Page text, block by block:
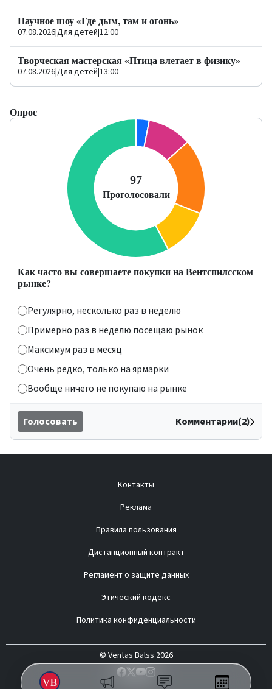
Научное шоу «Где дым, там и огонь»
07.08.2026|Для детей|12:00
Творческая мастерская «Птица влетает в физику»
07.08.2026|Для детей|13:00
Опрос
Как часто вы совершаете покупки на Вентспилсском
рынке?
Регулярно, несколько раз в неделю
Примерно раз в неделю посещаю рынок
Максимум раз в месяц
Очень редко, только на ярмарки
Вообще ничего не покупаю на рынке
Голосовать Комментарии(2)
Контакты
Реклама
Правила пользования
Дистанционный контракт
Регламент о защите данных
Этический кодекс
Политика конфиденциальности
© Ventas Balss 2026